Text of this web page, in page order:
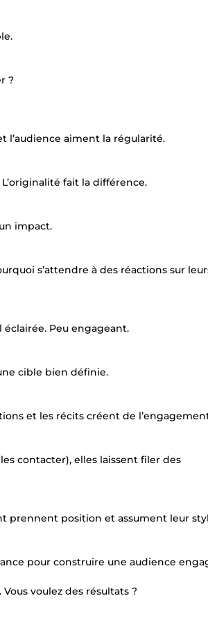
?
l’audience aiment la régularité.
fait la différence.
impact.
s’attendre à des réactions sur
Peu engageant.
cible bien définie.
et les récits créent de
contacter), elles laissent filer des
prennent position et assument leur
pour construire une audience
voulez des résultats ?